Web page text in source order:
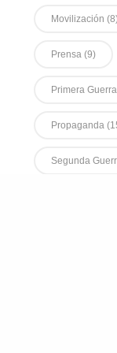
Movilización
Prensa (9)
Primera
Propaganda
Segunda